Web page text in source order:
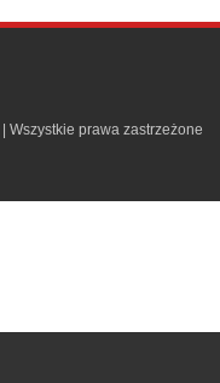
Wszystkie prawa zastrzeżone